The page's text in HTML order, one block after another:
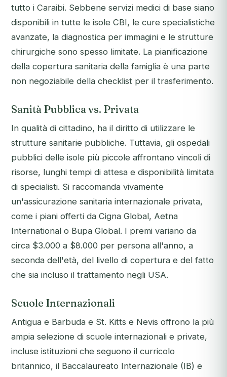
tutto i Caraibi. Sebbene servizi medici di base siano
disponibili in tutte le isole CBI, le cure specialistiche
avanzate, la diagnostica per immagini e le strutture
chirurgiche sono spesso limitate. La pianificazione
della copertura sanitaria della famiglia è una parte
non negoziabile della checklist per il trasferimento.
Sanità Pubblica vs. Privata
In qualità di cittadino, ha il diritto di utilizzare le
strutture sanitarie pubbliche. Tuttavia, gli ospedali
pubblici delle isole più piccole affrontano vincoli di
risorse, lunghi tempi di attesa e disponibilità limitata
di specialisti. Si raccomanda vivamente
un'assicurazione sanitaria internazionale privata,
come i piani offerti da Cigna Global, Aetna
International o Bupa Global. I premi variano da
circa $3.000 a $8.000 per persona all'anno, a
seconda dell'età, del livello di copertura e del fatto
che sia incluso il trattamento negli USA.
Scuole Internazionali
Antigua e Barbuda e St. Kitts e Nevis offrono la più
ampia selezione di scuole internazionali e private,
incluse istituzioni che seguono il curricolo
britannico, il Baccalaureato Internazionale (IB) e